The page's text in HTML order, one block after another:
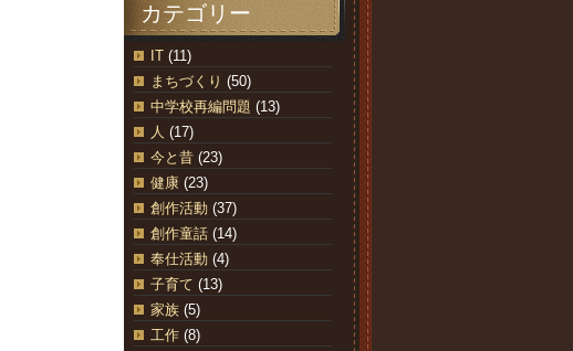
カテゴリー
IT (11)
まちづくり (50)
中学校再編問題 (13)
人 (17)
今と昔 (23)
健康 (23)
創作活動 (37)
創作童話 (14)
奉仕活動 (4)
子育て (13)
家族 (5)
工作 (8)